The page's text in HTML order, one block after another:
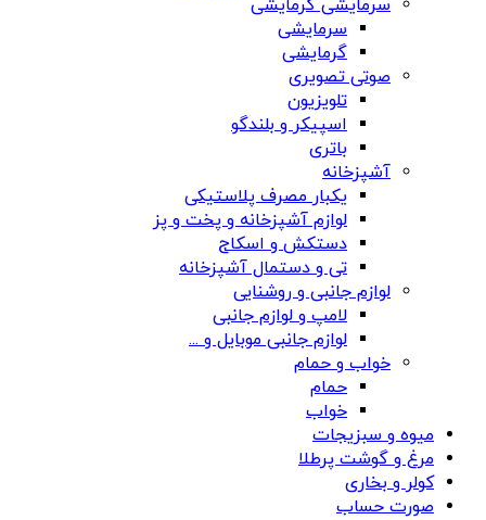
سرمایشی گرمایشی
سرمایشی
گرمایشی
صوتی تصویری
تلویزیون
اسپیکر و بلندگو
باتری
آشپزخانه
یکبار مصرف پلاستیکی
لوازم آشپزخانه و پخت و پز
دستکش و اسکاج
تی و دستمال آشپزخانه
لوازم جانبی و روشنایی
لامپ و لوازم جانبی
لوازم جانبی موبایل و ...
خواب و حمام
حمام
خواب
میوه و سبزیجات
مرغ و گوشت پرطلا
کولر و بخاری
صورت حساب